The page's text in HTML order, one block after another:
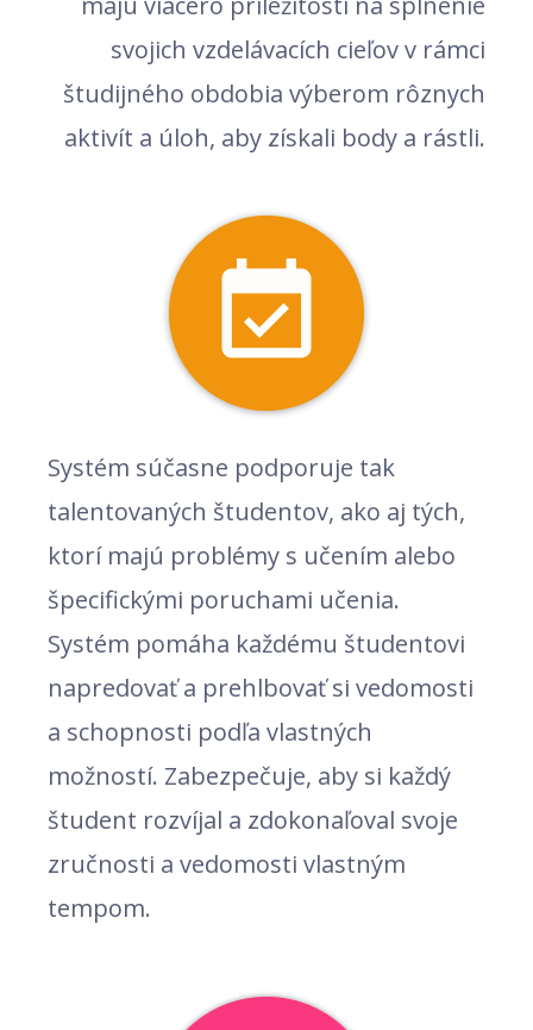
svojich vzdelávacích cieľov v rámci
študijného obdobia výberom rôznych
aktivít a úloh, aby získali body a rástli.
Systém súčasne podporuje tak
talentovaných študentov, ako aj tých,
ktorí majú problémy s učením alebo
špecifickými poruchami učenia.
Systém pomáha každému študentovi
napredovať a prehlbovať si vedomosti
a schopnosti podľa vlastných
možností. Zabezpečuje, aby si každý
študent rozvíjal a zdokonaľoval svoje
zručnosti a vedomosti vlastným
tempom.